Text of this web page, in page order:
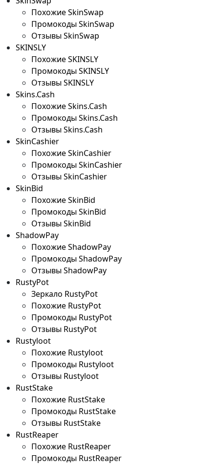
Похожие SkinSwap
Промокоды SkinSwap
Отзывы SkinSwap
SKINSLY
Похожие SKINSLY
Промокоды SKINSLY
Отзывы SKINSLY
Skins.Cash
Похожие Skins.Cash
Промокоды Skins.Cash
Отзывы Skins.Cash
SkinCashier
Похожие SkinCashier
Промокоды SkinCashier
Отзывы SkinCashier
SkinBid
Похожие SkinBid
Промокоды SkinBid
Отзывы SkinBid
ShadowPay
Похожие ShadowPay
Промокоды ShadowPay
Отзывы ShadowPay
RustyPot
Зеркало RustyPot
Похожие RustyPot
Промокоды RustyPot
Отзывы RustyPot
Rustyloot
Похожие Rustyloot
Промокоды Rustyloot
Отзывы Rustyloot
RustStake
Похожие RustStake
Промокоды RustStake
Отзывы RustStake
RustReaper
Похожие RustReaper
Промокоды RustReaper